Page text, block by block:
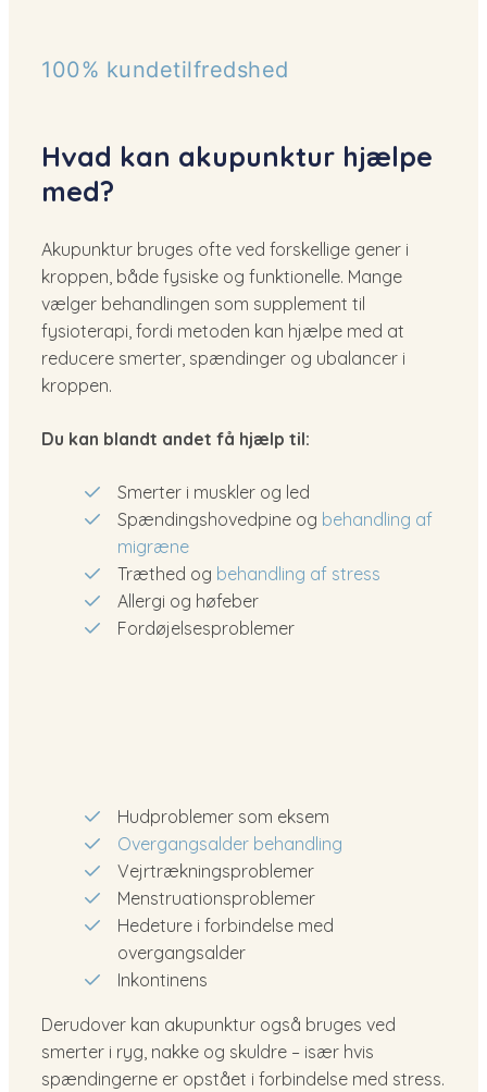
100% kundetilfredshed
Hvad kan akupunktur hjælpe
med?
Akupunktur bruges ofte ved forskellige gener i
kroppen, både fysiske og funktionelle. Mange
vælger behandlingen som supplement til
fysioterapi, fordi metoden kan hjælpe med at
reducere smerter, spændinger og ubalancer i
kroppen.
Du kan blandt andet få hjælp til:
Smerter i muskler og led
Spændingshovedpine og behandling af
migræne
Træthed og behandling af stress
Allergi og høfeber
Fordøjelsesproblemer
Hudproblemer som eksem
Overgangsalder behandling
Vejrtrækningsproblemer
Menstruationsproblemer
Hedeture i forbindelse med
overgangsalder
Inkontinens
Derudover kan akupunktur også bruges ved
smerter i ryg, nakke og skuldre – især hvis
spændingerne er opstået i forbindelse med stress.